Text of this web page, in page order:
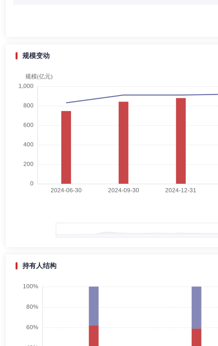
郭晖先生：中共党员，管理学硕士。历任上海君创财经顾问有限公司研
总监、副主任等职，上海市浦东新区金融服务局金融规建协调处副处长
人，上海市浦东新区金融促进会秘书长，国海富兰克林基金管理有限
限公司常务董事兼私募股权投资负责人，CBC集团（即康桥资本）常
过志英女士：1971年10月生于上海，汉族，籍贯江苏吴县（江苏苏州
经济专业在职研究生班结业。2011年10月起任上海市浦东新区金融服
规模变动
持有人结构